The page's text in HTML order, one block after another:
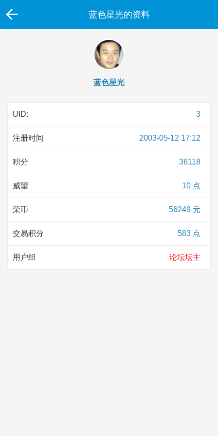
蓝色星光的资料
蓝色星光
3
UID:
2003-05-12 17:12
注册时间
36118
积分
10 点
威望
56249 元
荣币
583 点
交易积分
论坛坛主
用户组